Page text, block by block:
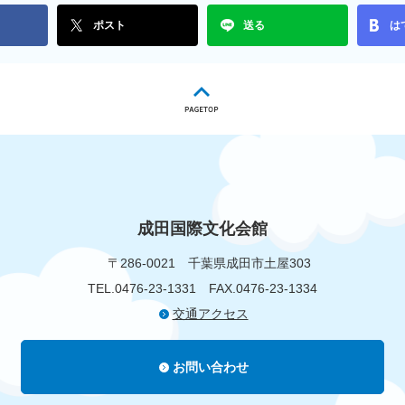
ポスト 送る は
成田国際文化会館
〒286-0021 千葉県成田市土屋303
TEL.0476-23-1331 FAX.0476-23-1334
交通アクセス
お問い合わせ